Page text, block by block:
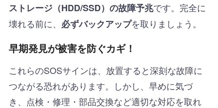
ストレージ（HDD/SSD）の故障予兆です。完全に
壊れる前に、 必ずバックアップを取りましょう。
早期発見が被害を防ぐカギ！
これらのSOSサインは、放置すると深刻な故障に
つながる恐れがあります。しかし、早めに気づ
き、点検・修理・部品交換など適切な対応を取れ